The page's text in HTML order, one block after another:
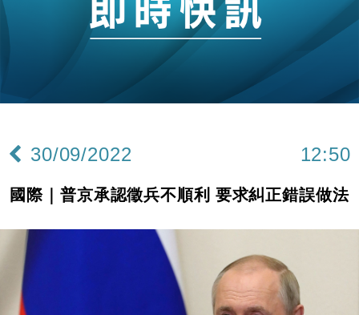
11:40
財經｜黑石傳再籌逾360億美元 支援Anthropic租用
財經｜美商務部擬擴大金屬關稅範圍 14類產品或加徵
17:40
財經｜本港6月零售額連升14個月 珠寶鐘錶銷售升勢
16:33
財經｜滙控重啟最多10億美元回購 派息比率目標維持
15:59
財經｜SA售股自救後再出手 斥4億美元押注未上市公
11:30
財經｜精星香港夥菜鳥拓全球智慧倉儲市場 加快海外
30/09/2022 12:50
國際｜普京承認徵兵不順利 要求糾正錯誤做法